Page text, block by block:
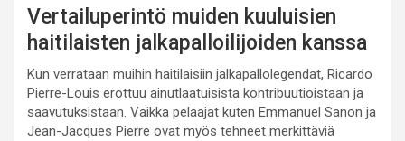
Vertailuperintö muiden kuuluisien
haitilaisten jalkapalloilijoiden kanssa
Kun verrataan muihin haitilaisiin jalkapallolegendat, Ricardo
Pierre-Louis erottuu ainutlaatuisista kontribuutioistaan ja
saavutuksistaan. Vaikka pelaajat kuten Emmanuel Sanon ja
Jean-Jacques Pierre ovat myös tehneet merkittäviä